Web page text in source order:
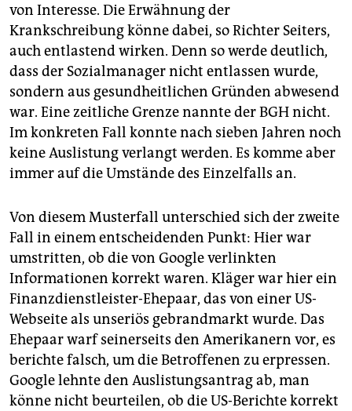
von Interesse. Die Erwähnung der
Krankschreibung könne dabei, so Richter Seiters,
auch entlastend wirken. Denn so werde deutlich,
dass der Sozialmanager nicht entlassen wurde,
sondern aus gesundheitlichen Gründen abwesend
war. Eine zeitliche Grenze nannte der BGH nicht.
Im konkreten Fall konnte nach sieben Jahren noch
keine Auslistung verlangt werden. Es komme aber
immer auf die Umstände des Einzelfalls an.
Von diesem Musterfall unterschied sich der zweite
Fall in einem entscheidenden Punkt: Hier war
umstritten, ob die von Google verlinkten
Informationen korrekt waren. Kläger war hier ein
Finanzdienstleister-Ehepaar, das von einer US-
Webseite als unseriös gebrandmarkt wurde. Das
Ehepaar warf seinerseits den Amerikanern vor, es
berichte falsch, um die Betroffenen zu erpressen.
Google lehnte den Auslistungsantrag ab, man
könne nicht beurteilen, ob die US-Berichte korrekt